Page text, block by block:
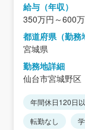
給与（年収）
350万円～600
都道府県（勤務
宮城県
勤務地詳細
仙台市宮城野区
年間休日120日
転勤なし